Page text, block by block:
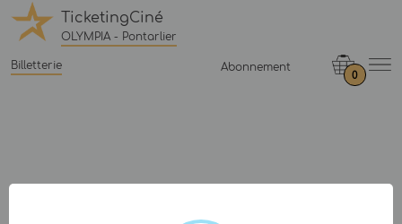
TicketingCiné
OLYMPIA - Pontarlier
Billetterie Abonnement
0